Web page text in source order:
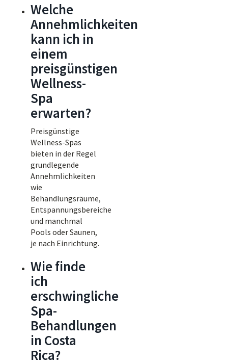
Welche
Annehmlichkeiten
kann ich in
einem
preisgünstigen
Wellness-
Spa
erwarten?
Preisgünstige
Wellness-Spas
bieten in der Regel
grundlegende
Annehmlichkeiten
wie
Behandlungsräume,
Entspannungsbereiche
und manchmal
Pools oder Saunen,
je nach Einrichtung.
Wie finde
ich
erschwingliche
Spa-
Behandlungen
in Costa
Rica?